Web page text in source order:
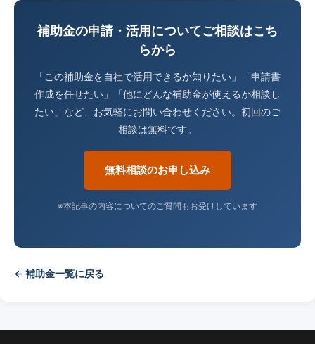
補助金の申請・活用についてご相談はこち
らから
「この補助金を自社で活用できるか知りたい」「申請書
作成を任せたい」「他にどんな補助金が使えるか相談し
たい」など、お気軽にお問い合わせください。初回のご
相談は無料です。
無料相談のお申し込み
※本記事の内容についてのご質問もお受けしています
← 補助金一覧に戻る